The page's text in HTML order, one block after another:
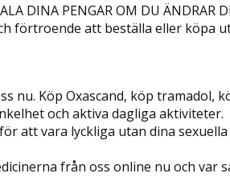
DINA PENGAR OM DU
förtroende att beställa eller köpa
Köp Oxascand, köp tramadol,
och aktiva dagliga aktiviteter.
att vara lyckliga utan dina
från oss online nu och var